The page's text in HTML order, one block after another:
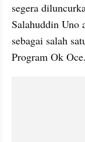
segera
Salahuddin Uno
sebagai salah
Program Ok Oce.